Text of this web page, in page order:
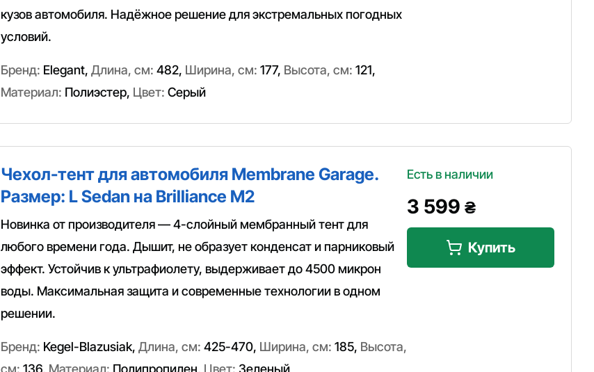
кузов автомобиля. Надёжное решение для экстремальных погодных
условий.
Бренд: Elegant, Длина, см: 482, Ширина, см: 177, Высота, см: 121,
Материал: Полиэстер, Цвет: Серый
Чехол-тент для автомобиля Membrane Garage.
Размер: L Sedan на Brilliance M2
Новинка от производителя — 4-слойный мембранный тент для
любого времени года. Дышит, не образует конденсат и парниковый
эффект. Устойчив к ультрафиолету, выдерживает до 4500 микрон
воды. Максимальная защита и современные технологии в одном
решении.
Бренд: Kegel-Blazusiak, Длина, см: 425-470, Ширина, см: 185, Высота,
см: 136, Материал: Полипропилен, Цвет: Зеленый
Есть в наличии
3 599 ₴
Купить